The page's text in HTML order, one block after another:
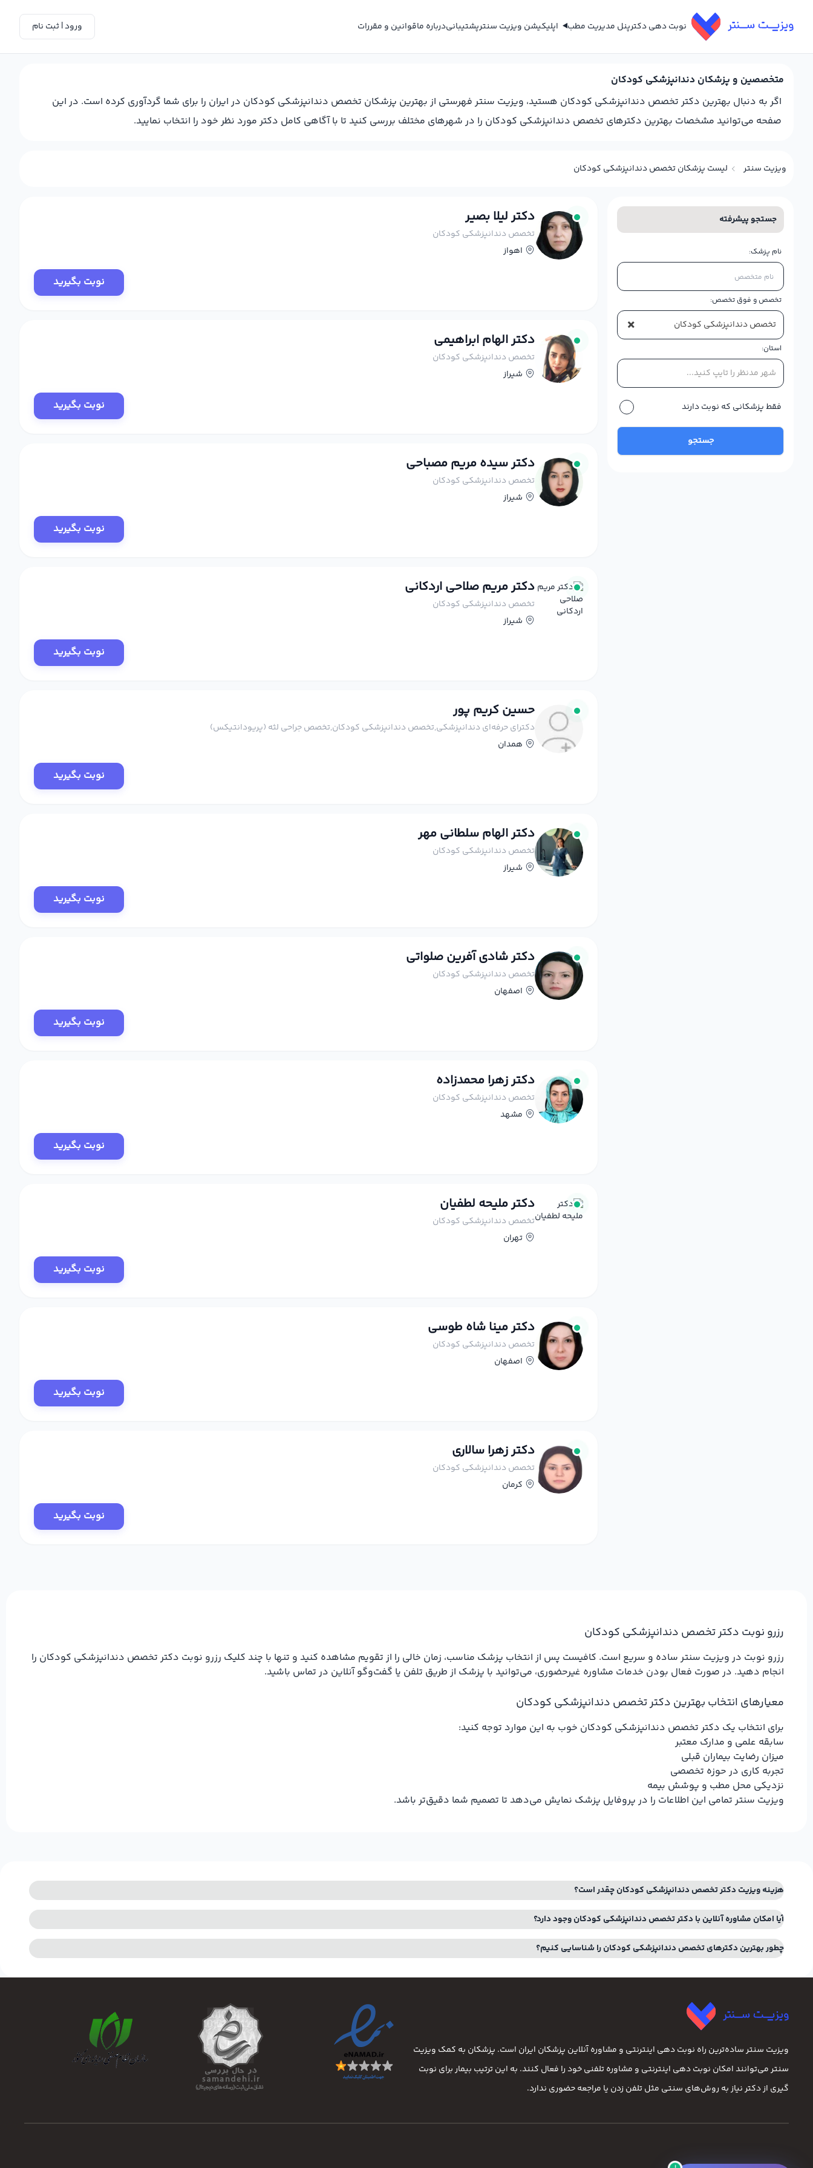
نوبت دهی دکترپنل مدیریت مطب اپلیکیشن ویزیت سنترپشتیبانیدرباره ماقوانین و مقررات ورود | ثبت نام
متخصصین و پزشکان دندانپزشکی کودکان
اگر به دنبال بهترین دکتر تخصص دندانپزشکی کودکان هستید، ویزیت سنتر فهرستی از بهترین پزشکان تخصص دندانپزشکی کودکان در ایران را برای شما گردآوری کرده است. در این
صفحه می‌توانید مشخصات بهترین دکترهای تخصص دندانپزشکی کودکان را در شهرهای مختلف بررسی کنید تا با آگاهی کامل دکتر مورد نظر خود را انتخاب نمایید.
ویزیت سنتر لیست پزشکان تخصص دندانپزشکی کودکان
دکتر لیلا بصیر
تخصص دندانپزشکی کودکان
اهواز
نوبت بگیرید
دکتر الهام ابراهیمی
تخصص دندانپزشکی کودکان
شیراز
نوبت بگیرید
دکتر سیده مریم مصباحی
تخصص دندانپزشکی کودکان
شیراز
نوبت بگیرید
دکتر مریم صلاحی اردکانی
تخصص دندانپزشکی کودکان
شیراز
نوبت بگیرید
حسین کریم پور
دکترای حرفه‌ای دندانپزشکی,تخصص دندانپزشکی کودکان,تخصص جراحی لثه (پریودانتیکس)
همدان
نوبت بگیرید
دکتر الهام سلطانی مهر
تخصص دندانپزشکی کودکان
شیراز
نوبت بگیرید
دکتر شادی آفرین صلواتی
تخصص دندانپزشکی کودکان
اصفهان
نوبت بگیرید
دکتر زهرا محمدزاده
تخصص دندانپزشکی کودکان
مشهد
نوبت بگیرید
دکتر ملیحه لطفیان
تخصص دندانپزشکی کودکان
تهران
نوبت بگیرید
دکتر مینا شاه طوسی
تخصص دندانپزشکی کودکان
اصفهان
نوبت بگیرید
دکتر زهرا سالاری
تخصص دندانپزشکی کودکان
کرمان
نوبت بگیرید
جستجو پیشرفته
نام پزشک:
تخصص و فوق تخصص:
× تخصص دندانپزشکی کودکان
استان:
شهر مدنظر را تایپ کنید...
فقط پزشکانی که نوبت دارند
جستجو
رزرو نوبت دکتر تخصص دندانپزشکی کودکان
رزرو نوبت در ویزیت سنتر ساده و سریع است. کافیست پس از انتخاب پزشک مناسب، زمان خالی را از تقویم مشاهده کنید و تنها با چند کلیک رزرو نوبت دکتر تخصص دندانپزشکی کودکان را
انجام دهید. در صورت فعال بودن خدمات مشاوره غیرحضوری، می‌توانید با پزشک از طریق تلفن یا گفت‌وگو آنلاین در تماس باشید.
معیارهای انتخاب بهترین دکتر تخصص دندانپزشکی کودکان
برای انتخاب یک دکتر تخصص دندانپزشکی کودکان خوب به این موارد توجه کنید:
سابقه علمی و مدارک معتبر
میزان رضایت بیماران قبلی
تجربه کاری در حوزه تخصصی
نزدیکی محل مطب و پوشش بیمه
ویزیت سنتر تمامی این اطلاعات را در پروفایل پزشک نمایش می‌دهد تا تصمیم شما دقیق‌تر باشد.
هزینه ویزیت دکتر تخصص دندانپزشکی کودکان چقدر است؟
آیا امکان مشاوره آنلاین با دکتر تخصص دندانپزشکی کودکان وجود دارد؟
چطور بهترین دکترهای تخصص دندانپزشکی کودکان را شناسایی کنیم؟
ویزیت سنتر ساده‌ترین راه نوبت‌ دهی اینترنتی و مشاوره آنلاین پزشکان ایران است. پزشکان به کمک ویزیت
سنتر می‌توانند امکان نوبت دهی اینترنتی و مشاوره تلفنی خود را فعال کنند. به این ترتیب بیمار برای نوبت
گیری از دکتر نیاز به روش‌های سنتی مثل تلفن زدن یا مراجعه حضوری ندارد.